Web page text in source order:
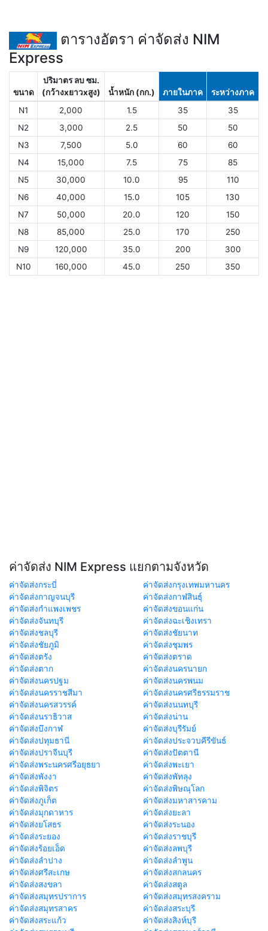
ตารางอัตรา ค่าจัดส่ง NIM
Express
ขนาด
ปริมาตร ลบ ซม.
(กว้างxยาวxสูง)
น้ำหนัก (กก.) ภายในภาค
ระหว่างภาค
N1
2,000 1.5 35
35
N2
3,000 2.5 50
50
N3
7,500 5.0 60
60
N4
15,000 7.5 75
85
N5
30,000 10.0 95
110
N6
40,000 15.0 105
130
N7
50,000 20.0 120
150
N8
85,000 25.0 170
250
N9
120,000 35.0 200
300
N10
160,000 45.0 250 350
ค่าจัดส่ง NIM Express แยกตามจังหวัด
ค่าจัดส่งกระบี่
ค่าจัดส่งกรุงเทพมหานคร
ค่าจัดส่งกาญจนบุรี
ค่าจัดส่งกาฬสินธุ์
ค่าจัดส่งกำแพงเพชร
ค่าจัดส่งขอนแก่น
ค่าจัดส่งจันทบุรี
ค่าจัดส่งฉะเชิงเทรา
ค่าจัดส่งชลบุรี
ค่าจัดส่งชัยนาท
ค่าจัดส่งชัยภูมิ
ค่าจัดส่งชุมพร
ค่าจัดส่งตรัง
ค่าจัดส่งตราด
ค่าจัดส่งตาก
ค่าจัดส่งนครนายก
ค่าจัดส่งนครปฐม
ค่าจัดส่งนครพนม
ค่าจัดส่งนครราชสีมา
ค่าจัดส่งนครศรีธรรมราช
ค่าจัดส่งนครสวรรค์
ค่าจัดส่งนนทบุรี
ค่าจัดส่งนราธิวาส
ค่าจัดส่งน่าน
ค่าจัดส่งบึงกาฬ
ค่าจัดส่งบุรีรัมย์
ค่าจัดส่งปทุมธานี
ค่าจัดส่งประจวบคีรีขันธ์
ค่าจัดส่งปราจีนบุรี
ค่าจัดส่งปัตตานี
ค่าจัดส่งพระนครศรีอยุธยา
ค่าจัดส่งพะเยา
ค่าจัดส่งพังงา
ค่าจัดส่งพัทลุง
ค่าจัดส่งพิจิตร
ค่าจัดส่งพิษณุโลก
ค่าจัดส่งภูเก็ต
ค่าจัดส่งมหาสารคาม
ค่าจัดส่งมุกดาหาร
ค่าจัดส่งยะลา
ค่าจัดส่งยโสธร
ค่าจัดส่งระนอง
ค่าจัดส่งระยอง
ค่าจัดส่งราชบุรี
ค่าจัดส่งร้อยเอ็ด
ค่าจัดส่งลพบุรี
ค่าจัดส่งลำปาง
ค่าจัดส่งลำพูน
ค่าจัดส่งศรีสะเกษ
ค่าจัดส่งสกลนคร
ค่าจัดส่งสงขลา
ค่าจัดส่งสตูล
ค่าจัดส่งสมุทรปราการ
ค่าจัดส่งสมุทรสงคราม
ค่าจัดส่งสมุทรสาคร
ค่าจัดส่งสระบุรี
ค่าจัดส่งสระแก้ว
ค่าจัดส่งสิงห์บุรี